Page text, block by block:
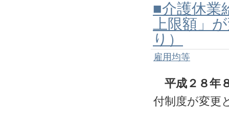
■介護休業
上限額」
り）
雇用均等
平成２８年
付制度が変更